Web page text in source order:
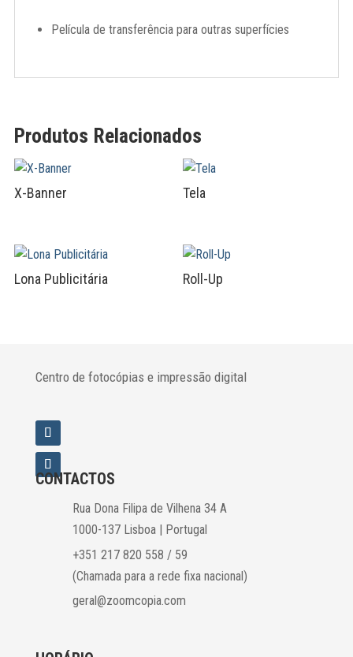
Película de transferência para outras superfícies
Produtos Relacionados
X-Banner Tela
Lona Publicitária Roll-Up
Centro de fotocópias e impressão digital
CONTACTOS
Rua Dona Filipa de Vilhena 34 A
1000-137 Lisboa | Portugal
+351 217 820 558 / 59
(Chamada para a rede fixa nacional)
geral@zoomcopia.com